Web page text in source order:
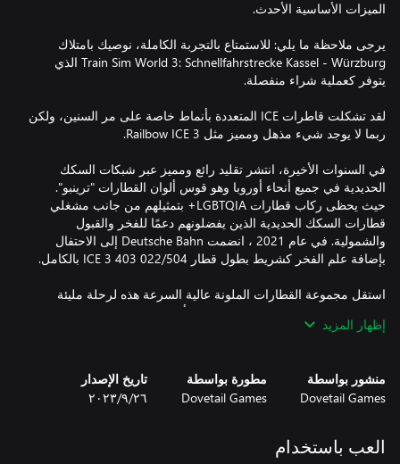
يرجى ملاحظة ما يلي: للاستمتاع بالتجربة الكاملة، نوصيك بامتلاك
Train Sim World 3: Schnellfahrstrecke Kassel - Würzburg الذي
لقد تشكلت قاطرات ICE المتعددة بأنماط خاصة على مر السنين، ولكن
في السنوات الأخيرة، انتشر تقليد رائع ومميز عبر شبكات السكك
الحديدية في جميع أنحاء أوروبا وهو قوس ألوان القطارات "ترينبو".
حيث يحظى ركاب قطارات LGBTQIA+ بتمثيلهم من جانب مشغلي
قطارات السكك الحديدية الذين يفضلونهم دعمًا للفخر والقبول
والشمولية. في عام 2021 ، انضمت Deutsche Bahn إلى الاحتفال
استقل مجموعة القطارات الملونة عالية السرعة هذه لرحلة مليئة
بالفخر والحب بين Kassel وWürzburg، أو انطلق في مجموعة من
إظهار المزيد
منشور بواسطة
Dovetail Games
مطورة بواسطة
Dovetail Games
تاريخ الإصدار
٢٦‏/٩‏/٢٠٢٣
العب باستخدام